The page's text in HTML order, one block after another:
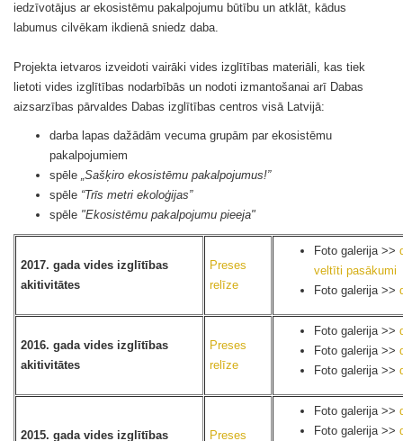
iedzīvotājus ar ekosistēmu pakalpojumu būtību un atklāt, kādus
labumus cilvēkam ikdienā sniedz daba.
Projekta ietvaros izveidoti vairāki vides izglītības materiāli, kas tiek
lietoti vides izglītības nodarbībās un nodoti izmantošanai arī Dabas
aizsarzības pārvaldes Dabas izglītības centros visā Latvijā:
darba lapas dažādām vecuma grupām par ekosistēmu
pakalpojumiem
spēle „Sašķiro ekosistēmu pakalpojumus!”
spēle “Trīs metri ekoloģijas”
spēle "Ekosistēmu pakalpojumu pieeja"
2017. gada vides izglītības
akitivitātes
Preses
relīze
Foto galerija >>
veltīti pasākumi
Foto galerija >>
2016. gada vides izglītības
akitivitātes
Preses
relīze
Foto galerija >>
Foto galerija >>
Foto galerija >>
2015. gada vides izglītības
Preses
Foto galerija >>
Foto galerija >>